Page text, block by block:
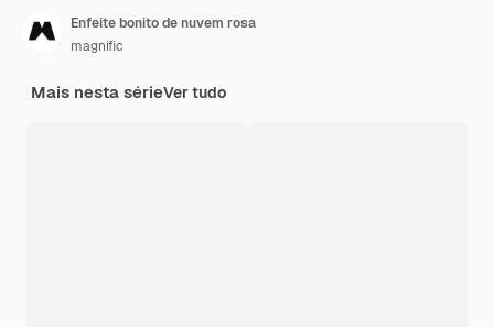
Enfeite bonito de nuvem rosa
magnific
Mais nesta sérieVer tudo